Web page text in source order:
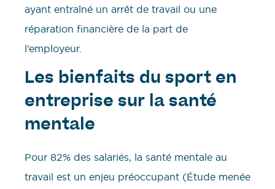
ayant entraîné un arrêt de travail ou une
réparation financière de la part de
l’employeur.
Les bienfaits du sport en
entreprise sur la santé
mentale
Pour 82% des salariés, la santé mentale au
travail est un enjeu préoccupant (Étude menée